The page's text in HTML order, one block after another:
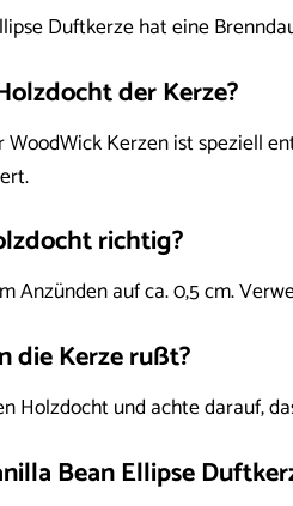
Duftkerze hat eine
der Kerze?
Kerzen ist speziell
richtig?
Anzünden auf ca. 0,5 cm.
die Kerze rußt?
Holzdocht und achte darauf,
Bean Ellipse